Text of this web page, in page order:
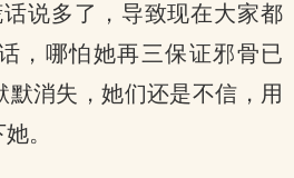
说多了，导致现在大家都
，哪怕她再三保证邪骨已
默消失，她们还是不信，用
。